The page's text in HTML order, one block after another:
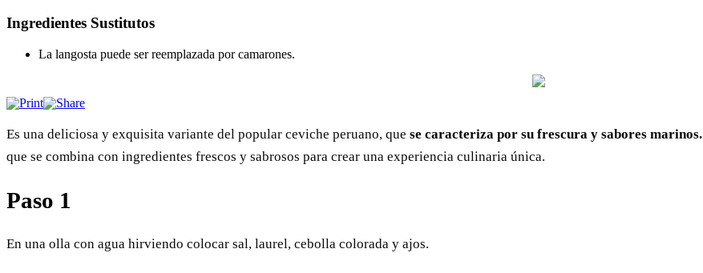
Ingredientes Sustitutos
La langosta puede ser reemplazada por camarones.
Es una deliciosa y exquisita variante del popular ceviche peruano, que se caracteriza por su frescura y sabores marinos.
que se combina con ingredientes frescos y sabrosos para crear una experiencia culinaria única.
Paso 1
En una olla con agua hirviendo colocar sal, laurel, cebolla colorada y ajos.